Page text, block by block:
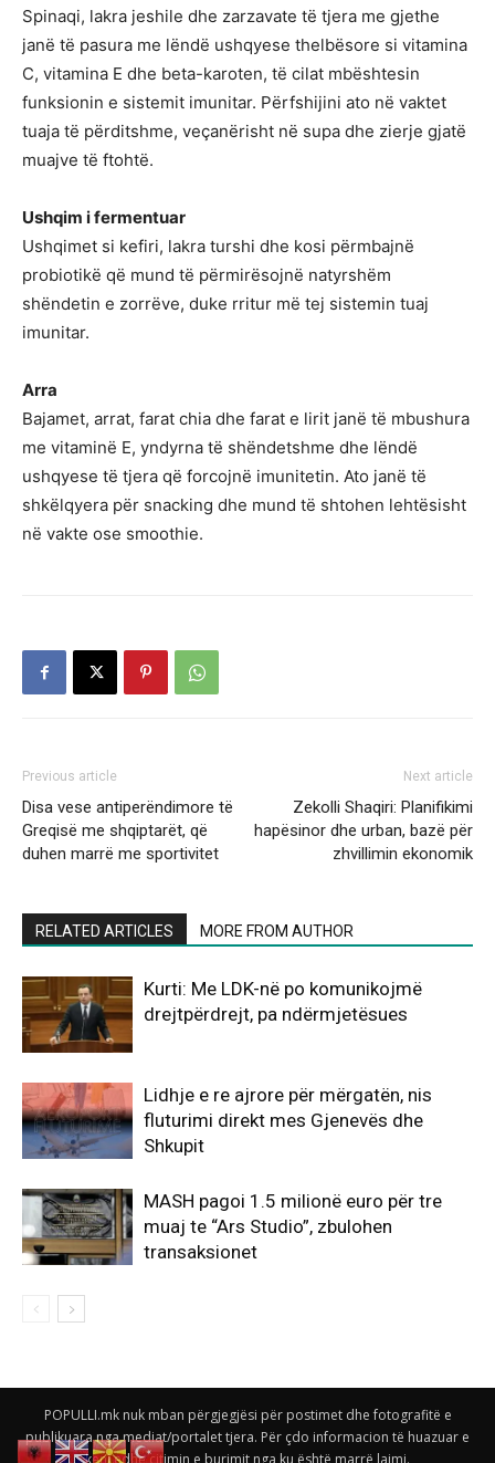
Spinaqi, lakra jeshile dhe zarzavate të tjera me gjethe
janë të pasura me lëndë ushqyese thelbësore si vitamina
C, vitamina E dhe beta-karoten, të cilat mbështesin
funksionin e sistemit imunitar. Përfshijini ato në vaktet
tuaja të përditshme, veçanërisht në supa dhe zierje gjatë
muajve të ftohtë.
Ushqim i fermentuar
Ushqimet si kefiri, lakra turshi dhe kosi përmbajnë
probiotikë që mund të përmirësojnë natyrshëm
shëndetin e zorrëve, duke rritur më tej sistemin tuaj
imunitar.
Arra
Bajamet, arrat, farat chia dhe farat e lirit janë të mbushura
me vitaminë E, yndyrna të shëndetshme dhe lëndë
ushqyese të tjera që forcojnë imunitetin. Ato janë të
shkëlqyera për snacking dhe mund të shtohen lehtësisht
në vakte ose smoothie.
Previous article
Disa vese antiperëndimore të
Greqisë me shqiptarët, që
duhen marrë me sportivitet
Next article
Zekolli Shaqiri: Planifikimi
hapësinor dhe urban, bazë për
zhvillimin ekonomik
RELATED ARTICLES MORE FROM AUTHOR
Kurti: Me LDK-në po komunikojmë
drejtpërdrejt, pa ndërmjetësues
Lidhje e re ajrore për mërgatën, nis
fluturimi direkt mes Gjenevës dhe
Shkupit
MASH pagoi 1.5 milionë euro për tre
muaj te “Ars Studio”, zbulohen
transaksionet
POPULLI.mk nuk mban përgjegjësi për postimet dhe fotografitë e
publikuara nga mediat/portalet tjera. Për çdo informacion të huazuar e
keni edhe citimin e burimit nga ku është marrë lajmi.